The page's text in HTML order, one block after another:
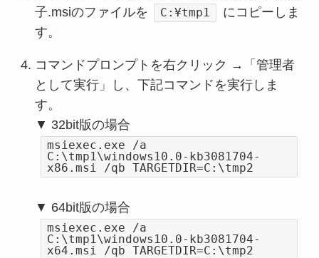
子.msiのファイルを
C:¥tmp1
にコピーしま
す。
コマンドプロンプトを右クリック →「管理者
として実行」し、下記コマンドを実行しま
す。
▼ 32bit版の場合
msiexec.exe /a
C:\tmp1\windows10.0-kb3081704-
x86.msi /qb TARGETDIR=C:\tmp2
▼ 64bit版の場合
msiexec.exe /a
C:\tmp1\windows10.0-kb3081704-
x64.msi /qb TARGETDIR=C:\tmp2